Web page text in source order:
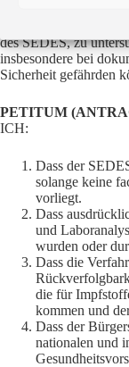
Diese Normen
des SEDES, zu
insbesondere bei
Sicherheit gefährden
PETITUM
ICH:
Dass der
solange keine
vorliegt.
Dass
und
wurden oder
Dass die
die für
kommen und
Dass der
nationalen und